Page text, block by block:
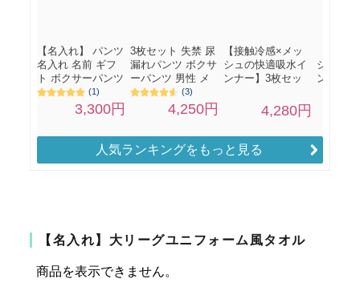
人気ランキングをもっと見る
【名入れ】大リーグユニフォーム風タオル